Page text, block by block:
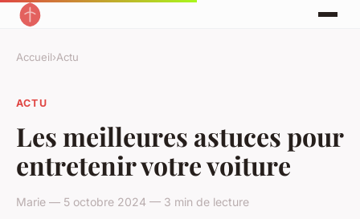
Accueil›Actu
ACTU
Les meilleures astuces pour
entretenir votre voiture
Marie — 5 octobre 2024 — 3 min de lecture